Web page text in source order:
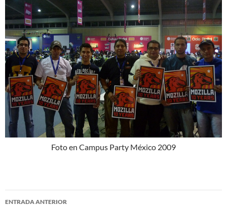
Foto en Campus Party México 2009
ENTRADA ANTERIOR